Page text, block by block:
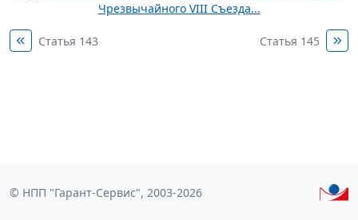
Чрезвычайного VIII Съезда...
Статья 143 Статья 145
© НПП "Гарант-Сервис", 2003-2026